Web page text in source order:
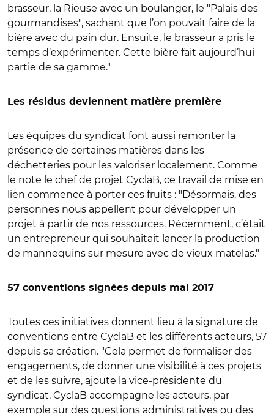
brasseur, la Rieuse avec un boulanger, le "Palais des
gourmandises", sachant que l’on pouvait faire de la
bière avec du pain dur. Ensuite, le brasseur a pris le
temps d’expérimenter. Cette bière fait aujourd’hui
partie de sa gamme."
Les résidus deviennent matière première
Les équipes du syndicat font aussi remonter la
présence de certaines matières dans les
déchetteries pour les valoriser localement. Comme
le note le chef de projet CyclaB, ce travail de mise en
lien commence à porter ces fruits : "Désormais, des
personnes nous appellent pour développer un
projet à partir de nos ressources. Récemment, c’était
un entrepreneur qui souhaitait lancer la production
de mannequins sur mesure avec de vieux matelas."
57 conventions signées depuis mai 2017
Toutes ces initiatives donnent lieu à la signature de
conventions entre CyclaB et les différents acteurs, 57
depuis sa création. "Cela permet de formaliser des
engagements, de donner une visibilité à ces projets
et de les suivre, ajoute la vice-présidente du
syndicat. CyclaB accompagne les acteurs, par
exemple sur des questions administratives ou des